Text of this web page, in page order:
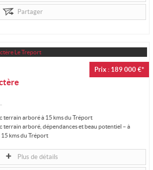
Partager
Prix : 189 000 €*
terrain arboré à 15 kms du Tréport
terrain arboré, dépendances et beau potentiel – à
15 kms du Tréport
Plus de détails